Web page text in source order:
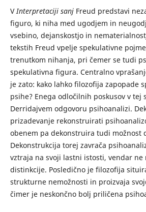
VInterpretaciji sanjFreud predstavi
figuro, ki niha med ugodjem in
vsebino, dejanskostjo in
tekstih Freud vpelje spekulativne
trenutkom nihanja, pri čemer se tudi
spekulativna figura. Centralno
je zato: kako lahko filozofija zapopade
psihe? Enega odločilnih poskusov v tej
Derridajvem odgovoru psihoanalizi.
prizadevanje rekonstruirati
obenem pa dekonstruira tudi možnost
Dekonstrukcija torej zavrača
vztraja na svoji lastni istosti, vendar
distinkcije. Posledično je filozofija
strukturne nemožnosti in proizvaja
čimer je neskončno bolj priličena